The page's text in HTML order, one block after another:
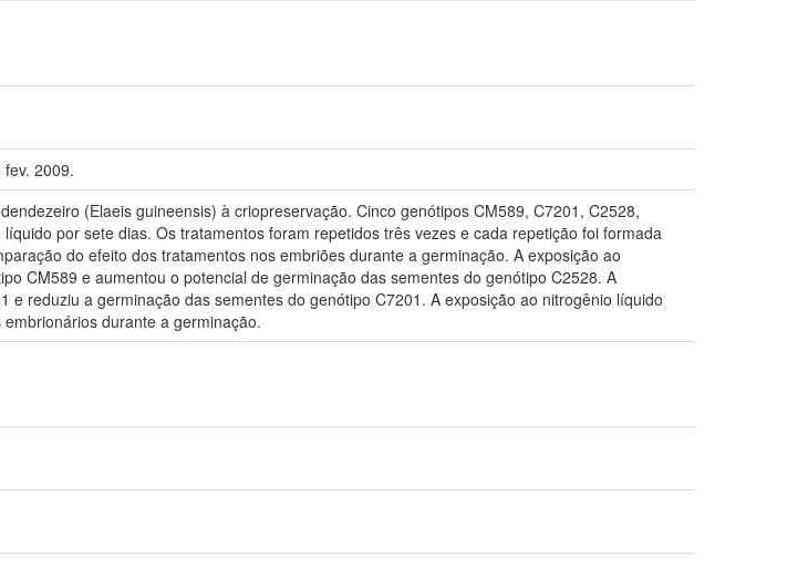
2009.
(Elaeis guineensis) à criopreservação. Cinco genótipos CM589, C7201, C2528,
por sete dias. Os tratamentos foram repetidos três vezes e cada repetição foi formada
do efeito dos tratamentos nos embriões durante a germinação. A exposição ao
CM589 e aumentou o potencial de germinação das sementes do genótipo C2528. A
reduziu a germinação das sementes do genótipo C7201. A exposição ao nitrogênio líquido
durante a germinação.